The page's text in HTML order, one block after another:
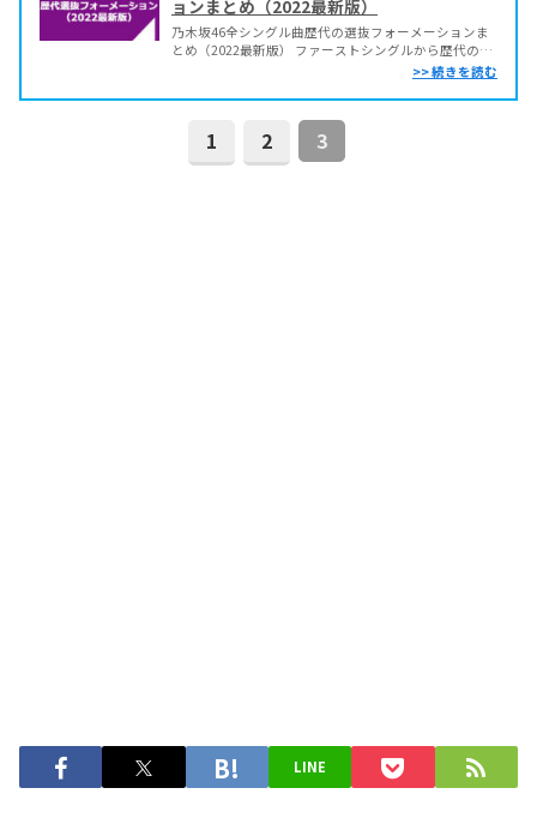
ョンまとめ（2022最新版）
乃木坂46全シングル曲歴代の選抜フォーメーションま
とめ（2022最新版） ファーストシングルから歴代の発
売日、フォーメーション、センター（回数）、アンダ
バー構成、カップリング曲、ミュージック動画など詳
細はリンクからご覧ください。 30th「好きという...
1 2 3
LINE